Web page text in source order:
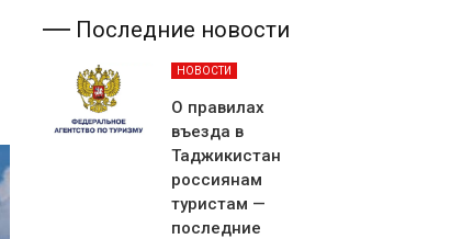
Последние новости
НОВОСТИ
О правилах
въезда в
Таджикистан
россиянам
туристам —
последние